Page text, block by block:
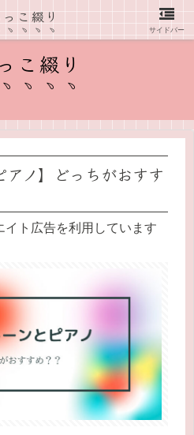
婦の子育て情報ブログ
こ綴り
アノ】どっちがおすす
イト広告を利用しています
こ綴り
サイドバー